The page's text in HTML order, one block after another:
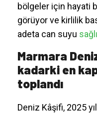
bölgeler için hayati
görüyor ve kirlilik
adeta can suyu
Marmara
kadarki en
toplandı
Deniz Kâşifi, 2025